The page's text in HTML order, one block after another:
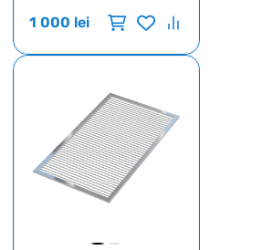
1 000 lei